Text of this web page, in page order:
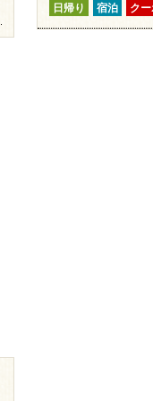
日帰り 宿泊 ク